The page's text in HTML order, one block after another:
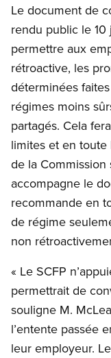
Le document de
rendu public le
permettre aux
rétroactive, les
déterminées
régimes moins
partagés. Cela
limites et en
de la
accompagne le
recommande en
de régime
non
« Le SCFP
permettrait de
souligne M.
l’entente passée
leur employeur.